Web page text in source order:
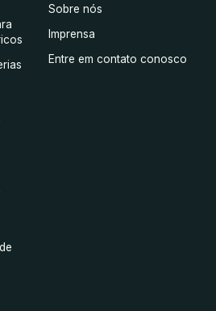
Sobre nós
Imprensa
Entre em contato conosco